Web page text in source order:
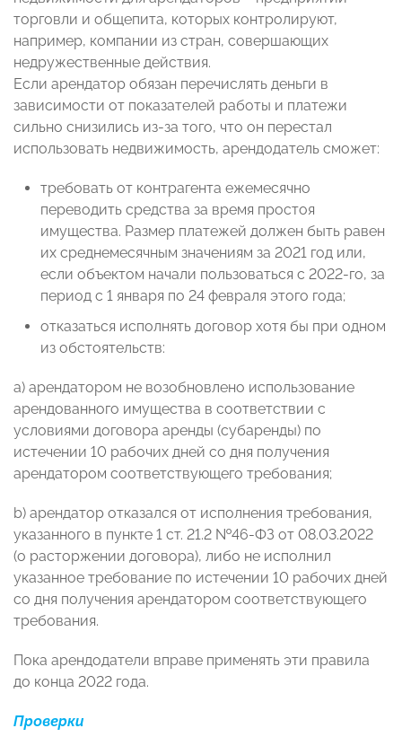
торговли и общепита, которых контролируют,
например, компании из стран, совершающих
недружественные действия.
Если арендатор обязан перечислять деньги в
зависимости от показателей работы и платежи
сильно снизились из-за того, что он перестал
использовать недвижимость, арендодатель сможет:
требовать от контрагента ежемесячно
переводить средства за время простоя
имущества. Размер платежей должен быть равен
их среднемесячным значениям за 2021 год или,
если объектом начали пользоваться с 2022-го, за
период с 1 января по 24 февраля этого года;
отказаться исполнять договор хотя бы при одном
из обстоятельств:
a) арендатором не возобновлено использование
арендованного имущества в соответствии с
условиями договора аренды (субаренды) по
истечении 10 рабочих дней со дня получения
арендатором соответствующего требования;
b) арендатор отказался от исполнения требования,
указанного в пункте 1 ст. 21.2 №46-ФЗ от 08.03.2022
(о расторжении договора), либо не исполнил
указанное требование по истечении 10 рабочих дней
со дня получения арендатором соответствующего
требования.
Пока арендодатели вправе применять эти правила
до конца 2022 года.
Проверки